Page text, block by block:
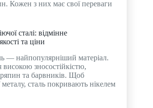
Кожен з них має свої переваги
сталі: відмінне
та ціни
— найпопулярніший матеріал.
високою зносостійкістю,
та барвників. Щоб
металу, сталь покривають нікелем